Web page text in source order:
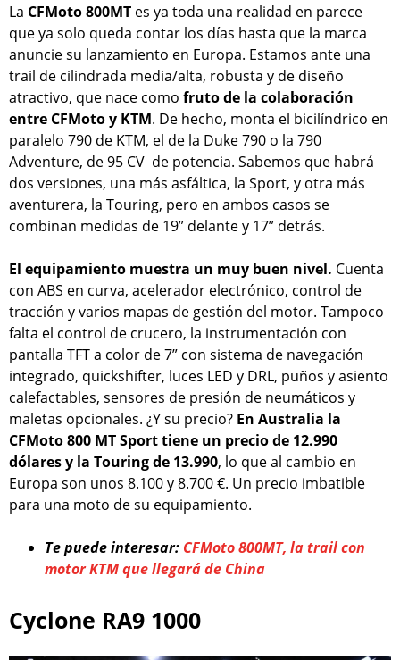
La CFMoto 800MT es ya toda una realidad en parece
que ya solo queda contar los días hasta que la marca
anuncie su lanzamiento en Europa. Estamos ante una
trail de cilindrada media/alta, robusta y de diseño
atractivo, que nace como fruto de la colaboración
entre CFMoto y KTM. De hecho, monta el bicilíndrico en
paralelo 790 de KTM, el de la Duke 790 o la 790
Adventure, de 95 CV de potencia. Sabemos que habrá
dos versiones, una más asfáltica, la Sport, y otra más
aventurera, la Touring, pero en ambos casos se
combinan medidas de 19” delante y 17” detrás.
El equipamiento muestra un muy buen nivel. Cuenta
con ABS en curva, acelerador electrónico, control de
tracción y varios mapas de gestión del motor. Tampoco
falta el control de crucero, la instrumentación con
pantalla TFT a color de 7” con sistema de navegación
integrado, quickshifter, luces LED y DRL, puños y asiento
calefactables, sensores de presión de neumáticos y
maletas opcionales. ¿Y su precio? En Australia la
CFMoto 800 MT Sport tiene un precio de 12.990
dólares y la Touring de 13.990, lo que al cambio en
Europa son unos 8.100 y 8.700 €. Un precio imbatible
para una moto de su equipamiento.
Te puede interesar: CFMoto 800MT, la trail con
motor KTM que llegará de China
Cyclone RA9 1000